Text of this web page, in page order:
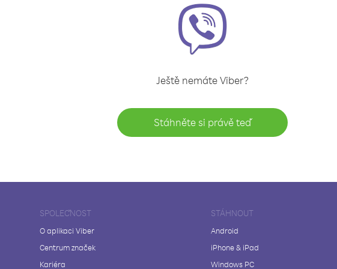
Ještě nemáte Viber?
Stáhněte si právě teď
SPOLEČNOST
O aplikaci Viber
Centrum značek
Kariéra
STÁHNOUT
Android
iPhone & iPad
Windows PC